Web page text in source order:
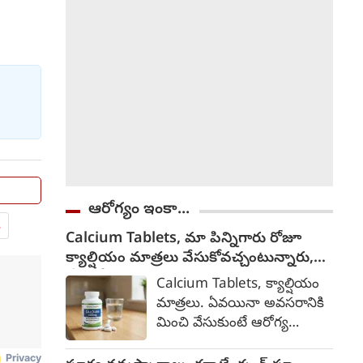
ఆరోగ్యం ఇంకా...
Calcium Tablets, మా పిన్నిగారు రోజూ
క్యాల్షియం మాత్రలు వేసుకోవచ్చంటున్నారు,
వేసుకోనా?
Calcium Tablets, క్యాల్షియం
మాత్రలు. ఏవయినా అవసరానికి
మించి వేసుకుంటే ఆరోగ్య